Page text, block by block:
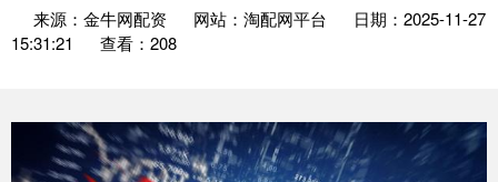
来源：金牛网配资 网站：淘配网平台
日期：2025-11-27
15:31:21
查看：208